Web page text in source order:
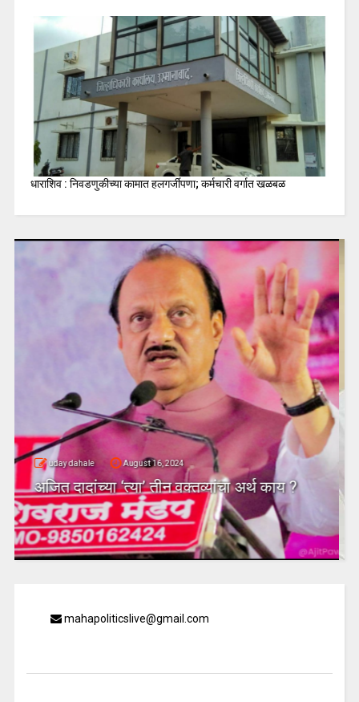
धाराशिव : निवडणुकीच्या कामात हलगर्जीपणा; कर्मचारी वर्गात खळबळ
uday dahale April 18, 2024
धाराशिव : तीस वर्षे सत्ता उपभोगल्यानंतर
जिल्ह्यतील कॉंग्रेसचा दुसरा बडा नेता भाजपच्या
गळाला?
mahapoliticslive@gmail.com